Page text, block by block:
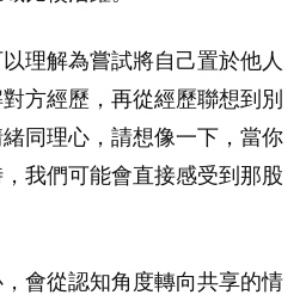
理解為嘗試將自己置於他人
方經歷，再從經歷聯想到別
同理心，請想像一下，當你
我們可能會直接感受到那股
會從認知角度轉向共享的情